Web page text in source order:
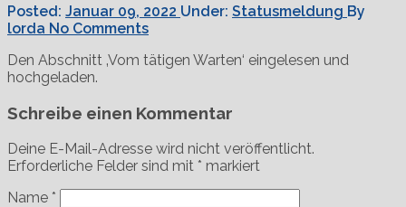
Posted: Januar 09, 2022 Under: Statusmeldung By
lorda No Comments
Den Abschnitt ‚Vom tätigen Warten‘ eingelesen und
hochgeladen.
Schreibe einen Kommentar
Deine E-Mail-Adresse wird nicht veröffentlicht.
Erforderliche Felder sind mit * markiert
Name *